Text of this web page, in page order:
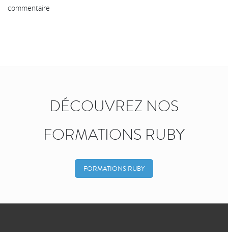
commentaire
DÉCOUVREZ NOS
FORMATIONS RUBY
FORMATIONS RUBY